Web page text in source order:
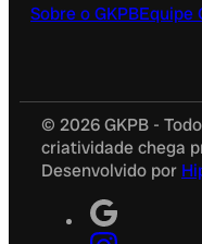
Sobre o GKPBEquipe
© 2026 GKPB -
criatividade chega
Desenvolvido por